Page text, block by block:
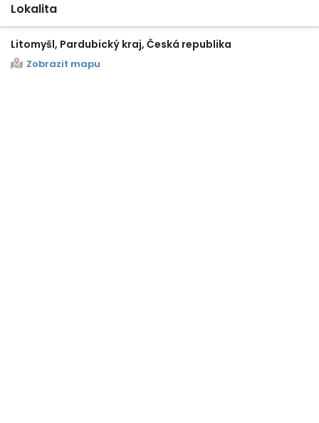
Lokalita
Litomyšl, Pardubický kraj, Česká republika
Zobrazit mapu